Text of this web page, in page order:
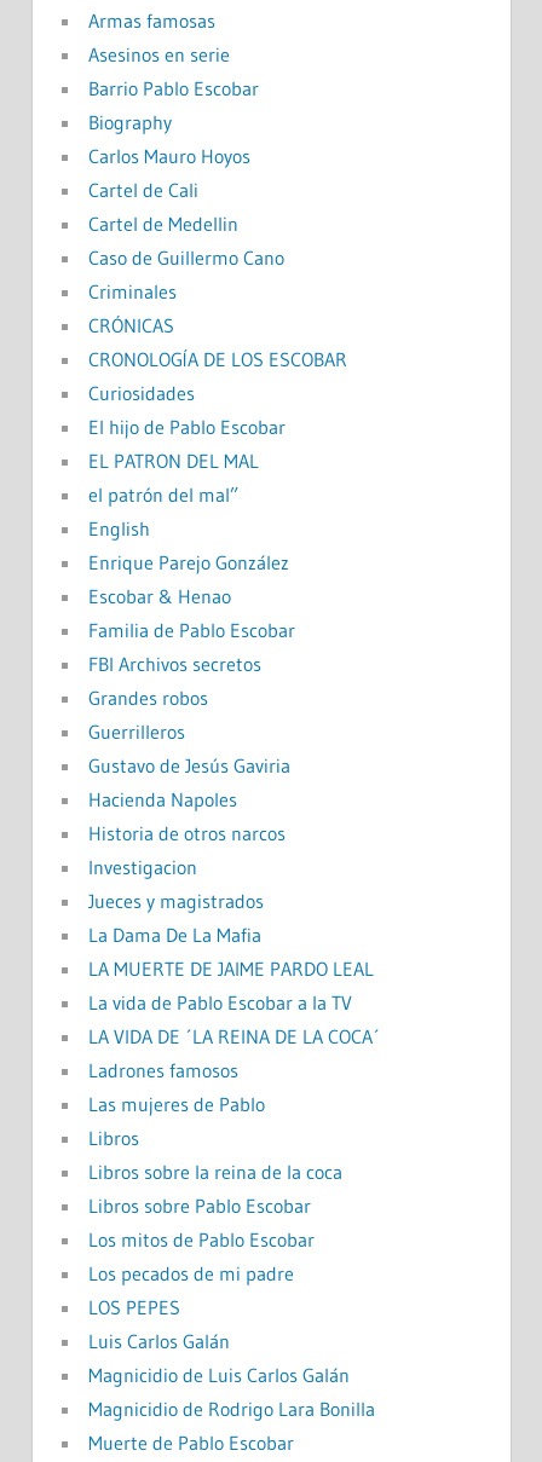
Armas famosas
Asesinos en serie
Barrio Pablo Escobar
Biography
Carlos Mauro Hoyos
Cartel de Cali
Cartel de Medellin
Caso de Guillermo Cano
Criminales
CRÓNICAS
CRONOLOGÍA DE LOS ESCOBAR
Curiosidades
El hijo de Pablo Escobar
EL PATRON DEL MAL
el patrón del mal”
English
Enrique Parejo González
Escobar & Henao
Familia de Pablo Escobar
FBI Archivos secretos
Grandes robos
Guerrilleros
Gustavo de Jesús Gaviria
Hacienda Napoles
Historia de otros narcos
Investigacion
Jueces y magistrados
La Dama De La Mafia
LA MUERTE DE JAIME PARDO LEAL
La vida de Pablo Escobar a la TV
LA VIDA DE ´LA REINA DE LA COCA´
Ladrones famosos
Las mujeres de Pablo
Libros
Libros sobre la reina de la coca
Libros sobre Pablo Escobar
Los mitos de Pablo Escobar
Los pecados de mi padre
LOS PEPES
Luis Carlos Galán
Magnicidio de Luis Carlos Galán
Magnicidio de Rodrigo Lara Bonilla
Muerte de Pablo Escobar